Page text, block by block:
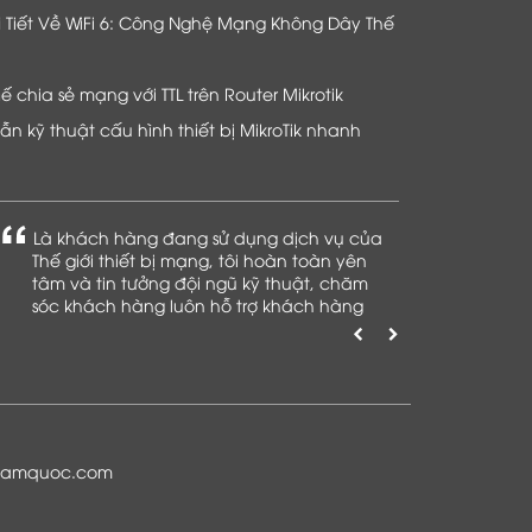
Tiết Về WiFi 6: Công Nghệ Mạng Không Dây Thế
chia sẻ mạng với TTL trên Router Mikrotik
kỹ thuật cấu hình thiết bị MikroTik nhanh
Là khách hàng đang sử dụng dịch vụ của
Thế giới thiết bị mạng, tôi hoàn toàn yên
tâm và tin tưởng đội ngũ kỹ thuật, chăm
sóc khách hàng luôn hỗ trợ khách hàng